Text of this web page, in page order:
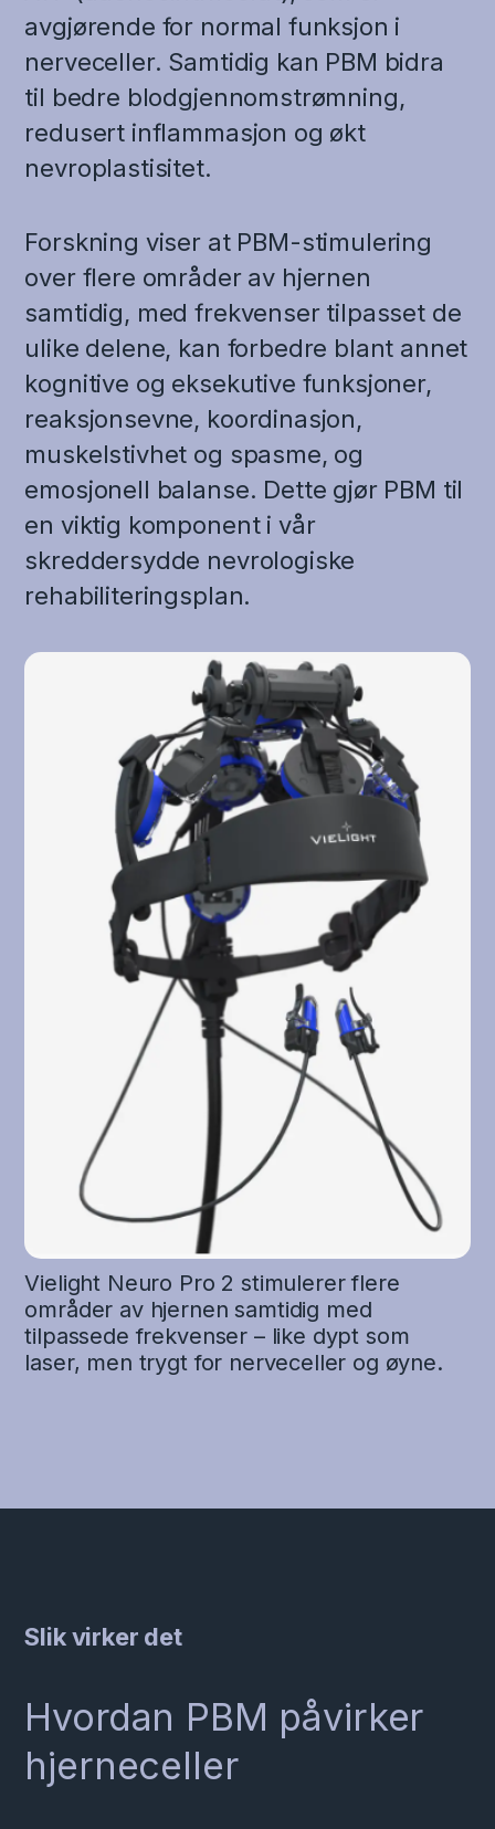
avgjørende for normal funksjon i
nerveceller. Samtidig kan PBM bidra
til bedre blodgjennomstrømning,
redusert inflammasjon og økt
nevroplastisitet.
Forskning viser at PBM-stimulering
over flere områder av hjernen
samtidig, med frekvenser tilpasset de
ulike delene, kan forbedre blant annet
kognitive og eksekutive funksjoner,
reaksjonsevne, koordinasjon,
muskelstivhet og spasme, og
emosjonell balanse. Dette gjør PBM til
en viktig komponent i vår
skreddersydde nevrologiske
rehabiliteringsplan.
Vielight Neuro Pro 2 stimulerer flere
områder av hjernen samtidig med
tilpassede frekvenser – like dypt som
laser, men trygt for nerveceller og øyne.
Slik virker det
Hvordan PBM påvirker
hjerneceller